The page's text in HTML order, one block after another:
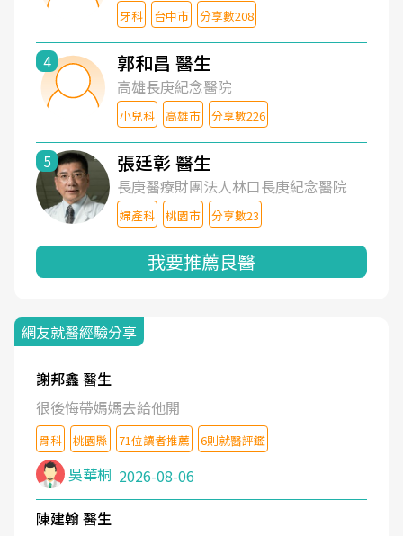
牙科 台中市 分享數208
4 郭和昌 醫生
高雄長庚紀念醫院
小兒科 高雄市 分享數226
5 張廷彰 醫生
長庚醫療財團法人林口長庚紀念醫院
婦產科 桃園市 分享數23
我要推薦良醫
網友就醫經驗分享
謝邦鑫 醫生
很後悔帶媽媽去給他開
骨科 桃園縣 71位讀者推薦 6則就醫評鑑
吳華桐 2026-08-06
陳建翰 醫生